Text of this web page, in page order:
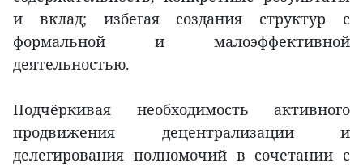
и вклад; избегая создания структур с
формальной и малоэффективной
деятельностью.
Подчёркивая необходимость активного
продвижения децентрализации и
делегирования полномочий в сочетании с